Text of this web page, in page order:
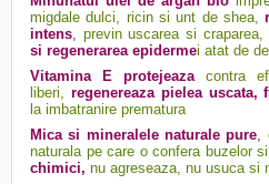
migdale dulci, ricin si unt de shea,
intens, previn uscarea si craparea,
si regenerarea epidermei atat de
Vitamina E
protejeaza
contra
liberi, regenereaza pielea uscata,
la imbatranire prematura
Mica si mineralele naturale pure,
naturala pe care o confera buzelor si
chimici, nu agreseaza, nu usuca si